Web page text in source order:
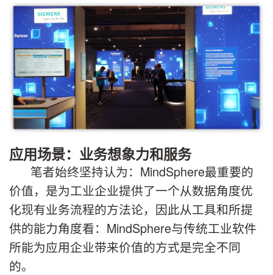
应用场景：业务想象力和服务
笔者始终坚持认为：MindSphere最重要的
价值，是为工业企业提供了一个从数据角度优
化现有业务流程的方法论，因此从工具和所提
供的能力角度看：MindSphere与传统工业软件
所能为应用企业带来价值的方式是完全不同
的。